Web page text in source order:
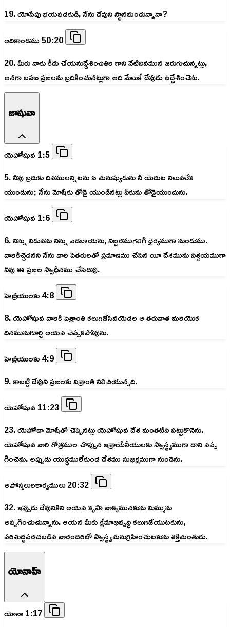
19. యోసేపు భయపడకుడి, నేను దేవుని స్థానమందున్నానా?
ఆదికాండము 50:20
20. మీరు నాకు కీడు చేయనుద్దేశించితిరి గాని నేటిదినమున జరుగుచున్నట్లు,
అనగా బహు ప్రజలను బ్రదికించునట్లుగా అది మేలుకే దేవుడు ఉద్దేశించెను.
జాషువా
యెహోషువ 1:5
5. నీవు బ్రదుకు దినములన్నిటను ఏ మనుష్యుడును నీ యెదుట నిలువలేక
యుండును; నేను మోషేకు తోడై యుండినట్లు నీకును తోడైయుందును.
యెహోషువ 1:6
6. నిన్ను విడువను నిన్ను ఎడబాయను, నిబ్బరముగలిగి ధైర్యముగా నుండుము.
వారికిచ్చెదనని నేను వారి పితరులతో ప్రమాణము చేసిన యీ దేశమును నిశ్చయముగా
నీవు ఈ ప్రజల స్వాధీనము చేసెదవు.
హెబ్రీయులకు 4:8
8. యెహోషువ వారికి విశ్రాంతి కలుగజేసినయెడల ఆ తరువాత మరియొక
దినమునుగూర్చి ఆయన చెప్పకపోవును.
హెబ్రీయులకు 4:9
9. కాబట్టి దేవుని ప్రజలకు విశ్రాంతి నిలిచియున్నది.
యెహోషువ 11:23
23. యెహోవా మోషేతో చెప్పినట్లు యెహోషువ దేశ మంతటిని పట్టుకొనెను.
యెహోషువ వారి గోత్రముల చొప్పున ఇశ్రాయేలీయులకు స్వాస్థ్యముగా దాని నప్ప
గించెను. అప్పుడు యుద్ధములేకుండ దేశము సుభిక్షముగా నుండెను.
అపోస్తలులకార్యములు 20:32
32. ఇప్పుడు దేవునికిని ఆయన కృపా వాక్యమునకును మిమ్మును
అప్పగించుచున్నాను. ఆయన మీకు క్షేమాభివృద్ధి కలుగజేయుటకును,
పరిశుద్ధపరచబడిన వారందరిలో స్వాస్థ్యమనుగ్రహించుటకును శక్తిమంతుడు.
యోనాహ్
యోనా 1:17